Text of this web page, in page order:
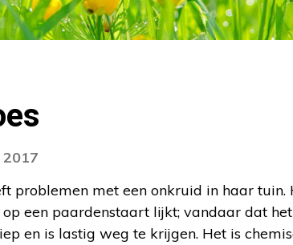
problemen met een onkruid in haar
een paardenstaart lijkt; vandaar dat
en is lastig weg te krijgen. Het is